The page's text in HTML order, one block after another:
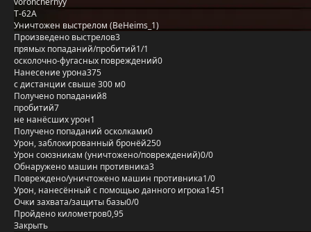
Т-62А
Уничтожен выстрелом (BeHeims_1)
Произведено выстрелов3
прямых попаданий/пробитий1/1
осколочно-фугасных повреждений0
Нанесение урона375
с дистанции свыше 300 м0
Получено попаданий8
пробитий7
не нанёсших урон1
Получено попаданий осколками0
Урон, заблокированный бронёй250
Урон союзникам (уничтожено/повреждений)0/0
Обнаружено машин противника3
Повреждено/уничтожено машин противника1/0
Урон, нанесённый с помощью данного игрока1451
Очки захвата/защиты базы0/0
Пройдено километров0,95
Закрыть